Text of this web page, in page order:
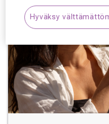
Hyväksy